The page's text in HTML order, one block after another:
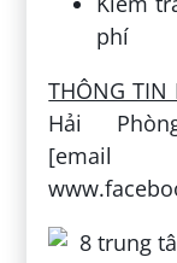
phí
THÔNG TIN
Hải